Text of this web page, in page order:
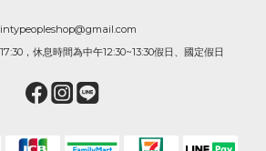
，休息時間為中午12:30~13:30假日、國定假日